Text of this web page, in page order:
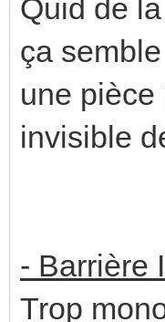
Quid de
ça
une pièce
invisible
- Barrière
Trop